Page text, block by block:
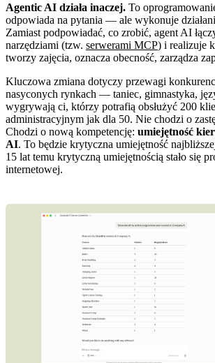
Agentic AI działa inaczej. To
odpowiada na pytania — ale wykonuje
Zamiast podpowiadać, co zrobić, agent AI
narzędziami (tzw. serwerami MCP) i realizuje
tworzy zajęcia, oznacza obecność, zarządza
Kluczowa zmiana dotyczy przewagi
nasyconych rynkach — taniec, gimnastyka,
wygrywają ci, którzy potrafią obsłużyć 200
administracyjnym jak dla 50. Nie chodzi o
Chodzi o nową kompetencję: umiejętność
AI. To będzie krytyczna umiejętność
15 lat temu krytyczną umiejętnością stało się
internetowej.